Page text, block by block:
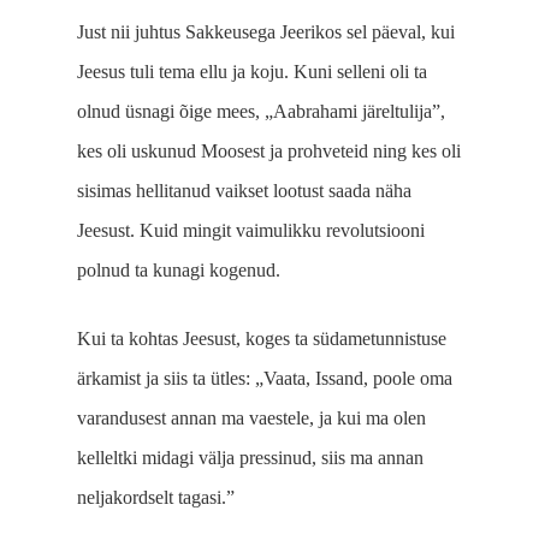
Just nii juhtus Sakkeusega Jeerikos sel päeval, kui
Jeesus tuli tema ellu ja koju. Kuni selleni oli ta
olnud üsnagi õige mees, „Aabrahami järel­tulija”,
kes oli uskunud Moosest ja prohveteid ning kes oli
sisimas hellitanud vaikset lootust saada näha
Jeesust. Kuid mingit vaimu­likku revolutsiooni
polnud ta kunagi kogenud.
Kui ta kohtas Jeesust, koges ta südametunnistuse
ärkamist ja siis ta ütles: „Vaata, Issand, poole oma
varandusest annan ma vaestele, ja kui ma olen
kelleltki midagi välja pressinud, siis ma annan
neljakordselt tagasi.”